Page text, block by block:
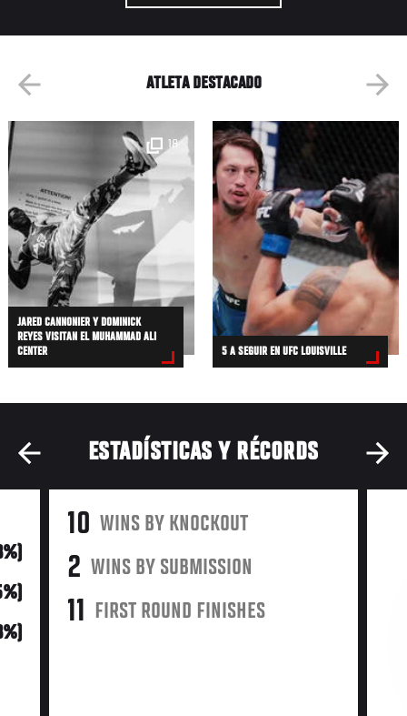
ATLETA DESTACADO
18
JARED CANNONIER Y DOMINICK
REYES VISITAN EL MUHAMMAD ALI
CENTER
5 A SEGUIR EN UFC LOUISVILLE
ESTADÍSTICAS Y RÉCORDS
10 WINS BY KNOCKOUT
2 WINS BY SUBMISSION
11 FIRST ROUND FINISHES